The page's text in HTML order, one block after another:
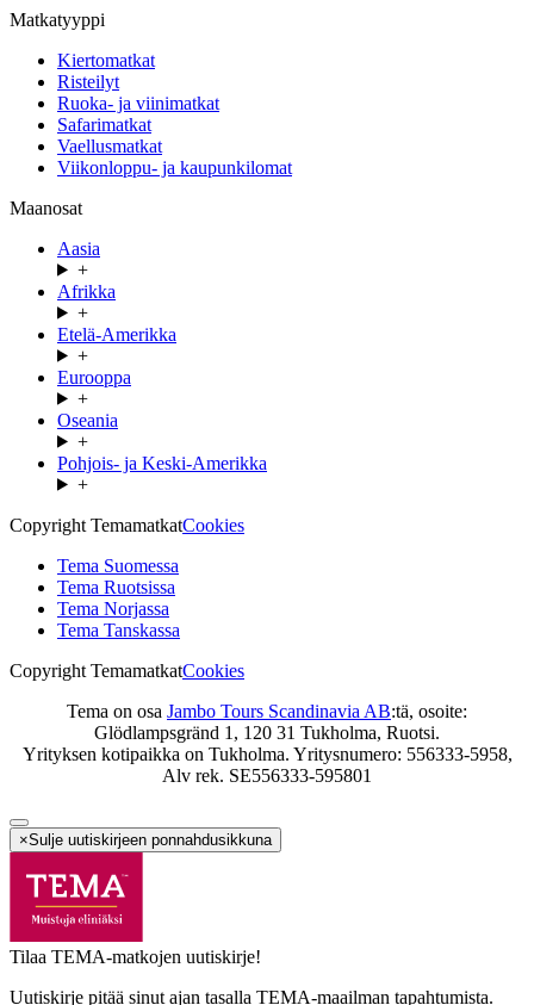
Matkatyyppi
Kiertomatkat
Risteilyt
Ruoka- ja viinimatkat
Safarimatkat
Vaellusmatkat
Viikonloppu- ja kaupunkilomat
Maanosat
Aasia
+
Afrikka
+
Etelä-Amerikka
+
Eurooppa
+
Oseania
+
Pohjois- ja Keski-Amerikka
+
Copyright TemamatkatCookies
Tema Suomessa
Tema Ruotsissa
Tema Norjassa
Tema Tanskassa
Copyright TemamatkatCookies
Tema on osa Jambo Tours Scandinavia AB:tä, osoite:
Glödlampsgränd 1, 120 31 Tukholma, Ruotsi.
Yrityksen kotipaikka on Tukholma. Yritysnumero: 556333-5958,
Alv rek. SE556333-595801
×Sulje uutiskirjeen ponnahdusikkuna
Tilaa TEMA-matkojen uutiskirje!
Uutiskirje pitää sinut ajan tasalla TEMA-maailman tapahtumista.